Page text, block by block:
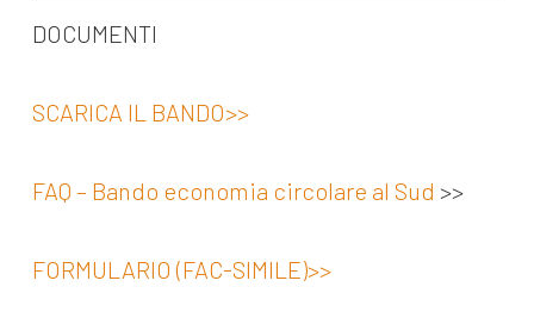
DOCUMENTI
SCARICA IL BANDO>>
FAQ – Bando economia circolare al Sud >>
FORMULARIO (FAC-SIMILE)>>